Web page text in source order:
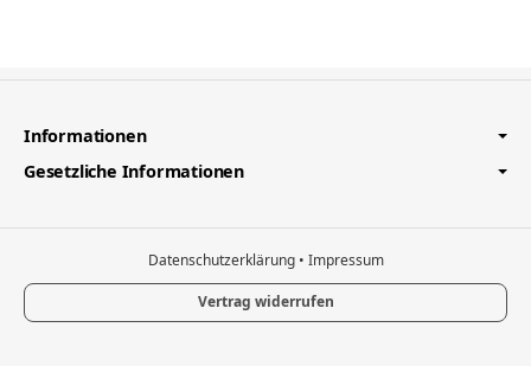
Informationen
Gesetzliche Informationen
Datenschutzerklärung • Impressum
Vertrag widerrufen